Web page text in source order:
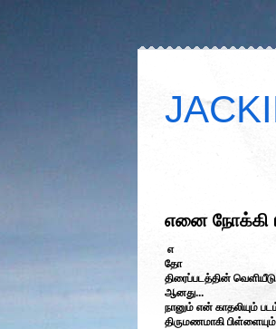
எனை நோக்கி
எ
தோ
திரைப்படத்தின்
ஆனது...
நானும் என் காதலியும்
திருமணமாகி பிள்ளையும்